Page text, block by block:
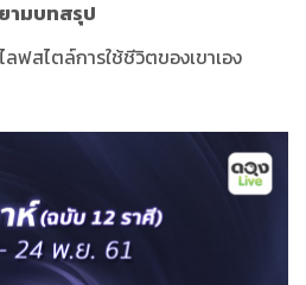
ามบทสรุป
ฟสไตล์การใช้ชีวิตของเขาเอง